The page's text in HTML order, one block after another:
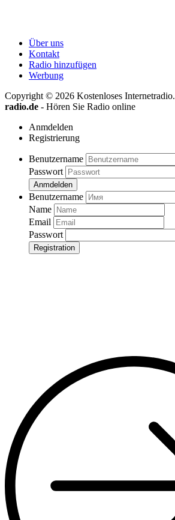
Über uns
Kontakt
Radio hinzufügen
Werbung
Copyright © 2026 Kostenloses Internetradio.
radio.de - Hören Sie Radio online
Anmdelden
Registrierung
Benutzername
Passwort
Anmdelden
Benutzername
Name
Email
Passwort
Registration